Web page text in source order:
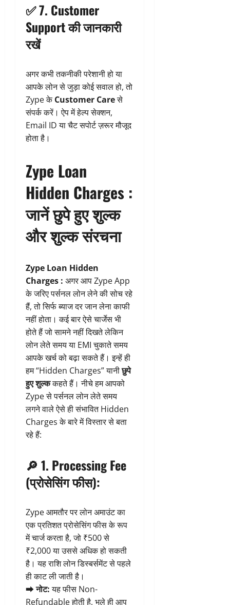
✅ 7. Customer
Support की जानकारी
रखें
अगर कभी तकनीकी परेशानी हो या
आपके लोन से जुड़ा कोई सवाल हो, तो
Zype केCustomer Careसे
संपर्क करें। ऐप में हेल्प सेक्शन,
Email ID या चैट सपोर्ट ज़रूर मौजूद
होता है।
Zype Loan
Hidden Charges :
जानें छुपे हुए शुल्क
और शुल्क संरचना
Zype Loan Hidden
Charges : अगर आप Zype App
के जरिए पर्सनल लोन लेने की सोच रहे
हैं, तो सिर्फ ब्याज दर जान लेना काफी
नहीं होता। कई बार ऐसे चार्जेस भी
होते हैं जो सामने नहीं दिखते लेकिन
लोन लेते समय या EMI चुकाते समय
आपके खर्च को बढ़ा सकते हैं। इन्हें ही
हम “Hidden Charges” यानीछुपे
हुए शुल्ककहते हैं। नीचे हम आपको
Zype से पर्सनल लोन लेते समय
लगने वाले ऐसे ही संभावित Hidden
Charges के बारे में विस्तार से बता
रहे हैं:
🔎 1. Processing Fee
(प्रोसेसिंग फीस):
Zype आमतौर पर लोन अमाउंट का
एक प्रतिशत प्रोसेसिंग फीस के रूप
में चार्ज करता है, जो ₹500 से
₹2,000 या उससे अधिक हो सकती
है। यह राशि लोन डिस्बर्समेंट से पहले
ही काट ली जाती है।
➡नोट:यह फीस Non-
Refundable होती है, भले ही आप